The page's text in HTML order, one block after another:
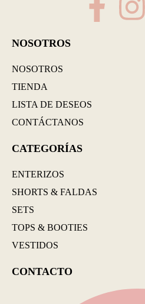
NOSOTROS
NOSOTROS
TIENDA
LISTA DE DESEOS
CONTÁCTANOS
CATEGORÍAS
ENTERIZOS
SHORTS & FALDAS
SETS
TOPS & BOOTIES
VESTIDOS
CONTACTO